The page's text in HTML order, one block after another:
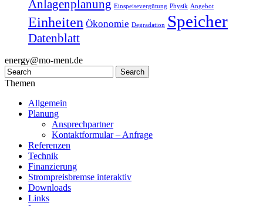
Anlagenplanung Einspeisevergütung Physik Angebot
Einheiten Ökonomie Degradation Speicher
Datenblatt
energy@mo-ment.de
Themen
Allgemein
Planung
Ansprechpartner
Kontaktformular – Anfrage
Referenzen
Technik
Finanzierung
Strompreisbremse interaktiv
Downloads
Links